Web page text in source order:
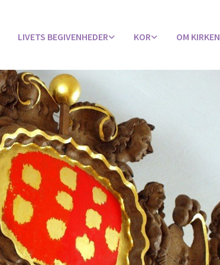
LIVETS BEGIVENHEDER KOR OM KIRKEN